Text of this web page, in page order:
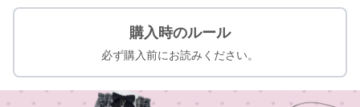
購入時のルール
必ず購入前にお読みください。